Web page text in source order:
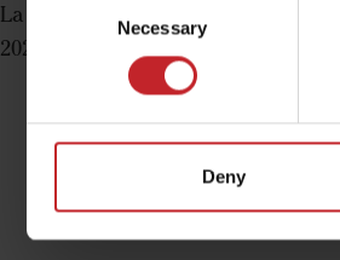
Necessary
Deny
La nueva punta 50/80mm
2024.